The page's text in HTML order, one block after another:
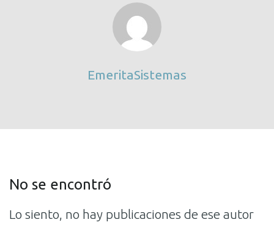
EmeritaSistemas
No se encontró
Lo siento, no hay publicaciones de ese autor